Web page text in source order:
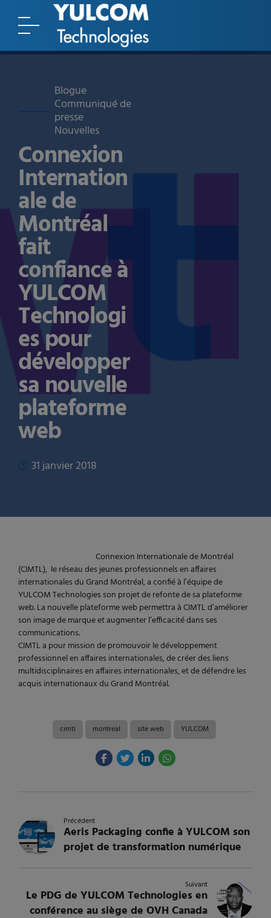
Blogue
Communiqué de
presse
Nouvelles
Connexion
Internation
ale de
Montréal
fait
confiance à
YULCOM
Technologi
es pour
développer
sa nouvelle
plateforme
web
31 janvier 2018
Connexion Internationale de Montréal
(CIMTL), le réseau des jeunes professionnels en affaires
internationales du Grand Montréal, a confié à l’équipe de
YULCOM Technologies son projet de refonte de sa plateforme
web. La nouvelle plateforme web permettra à CIMTL d’améliorer
son image de marque et augmenter l’efficacité dans ses
communications.
CIMTL a pour mission de promouvoir le développement
professionnel en affaires internationales, de créer des liens
multidisciplinaires en affaires internationales, et de défendre les
acquis internationaux du Grand Montréal.
cimtl montreal site web YULCOM
Précédent
Aeris Packaging confie à YULCOM son
projet de transformation numérique
Suivant
Le PDG de YULCOM Technologies en
conférence au siège de OVH Canada